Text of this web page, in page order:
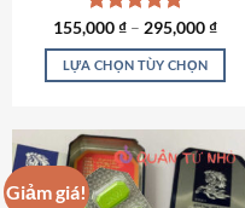
Được xếp
hạng4.95
5 sao
155,000₫ – 295,000₫
LỰA CHỌN TÙY CHỌN
này
có
nhiều
Giảm giá!